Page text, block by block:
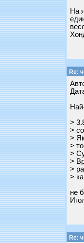
На
Re:
>
>
>
>
>
>
>
>
не
Re: